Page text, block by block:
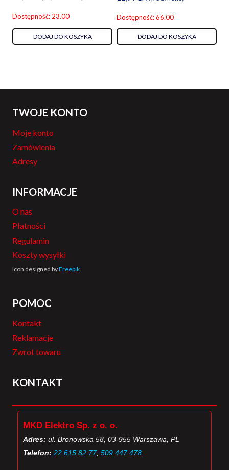
Dostępność: 23.00
DODAJ DO KOSZYKA
Dostępność: 66.00
DODAJ DO KOSZYKA
TWOJE KONTO
Moje konto
Zamówienia
Adresy
INFORMACJE
O nas
Płatności
Regulamin
Koszty wysyłki
Icon designed byFreepik.
POMOC
Kontakt
Reklamacje
Zwrot towaru
KONTAKT
MKD Elektro Sp. z o. o.
Adres: ul. Bronowska 58, 03-955 Warszawa, PL
Telefon: 22 615 82 77, 509 447 478